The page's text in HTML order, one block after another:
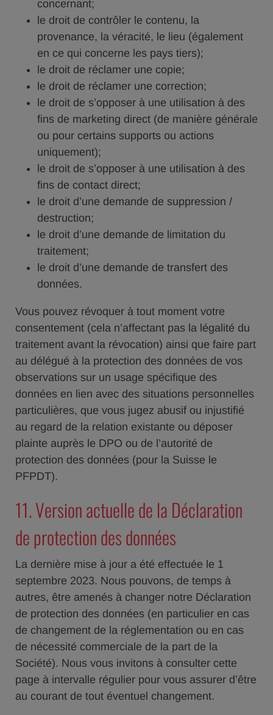
concernant;
le droit de contrôler le contenu, la
provenance, la véracité, le lieu (également
en ce qui concerne les pays tiers);
le droit de réclamer une copie;
le droit de réclamer une correction;
le droit de s’opposer à une utilisation à des
fins de marketing direct (de manière générale
ou pour certains supports ou actions
uniquement);
le droit de s’opposer à une utilisation à des
fins de contact direct;
le droit d’une demande de suppression /
destruction;
le droit d’une demande de limitation du
traitement;
le droit d’une demande de transfert des
données.
Vous pouvez révoquer à tout moment votre
consentement (cela n’affectant pas la légalité du
traitement avant la révocation) ainsi que faire part
au délégué à la protection des données de vos
observations sur un usage spécifique des
données en lien avec des situations personnelles
particulières, que vous jugez abusif ou injustifié
au regard de la relation existante ou déposer
plainte auprès le DPO ou de l’autorité de
protection des données (pour la Suisse le
PFPDT).
11. Version actuelle de la Déclaration
de protection des données
La dernière mise à jour a été effectuée le 1
septembre 2023. Nous pouvons, de temps à
autres, être amenés à changer notre Déclaration
de protection des données (en particulier en cas
de changement de la réglementation ou en cas
de nécessité commerciale de la part de la
Société). Nous vous invitons à consulter cette
page à intervalle régulier pour vous assurer d’être
au courant de tout éventuel changement.